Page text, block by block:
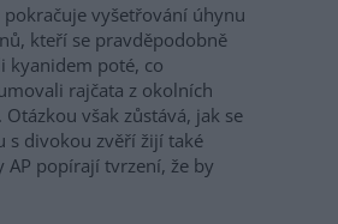
pokračuje vyšetřování úhynu
kteří se pravděpodobně
kyanidem poté, co
rajčata z okolních
Otázkou však zůstává, jak se
s divokou zvěří žijí také
AP popírají tvrzení, že by